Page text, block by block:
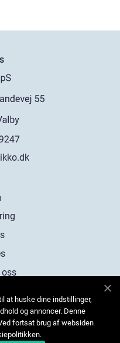
at huske dine indstillinger,
og annoncer. Denne
fortsat brug af websiden